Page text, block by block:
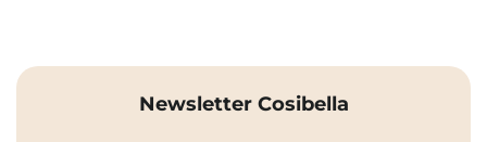
Newsletter Cosibella